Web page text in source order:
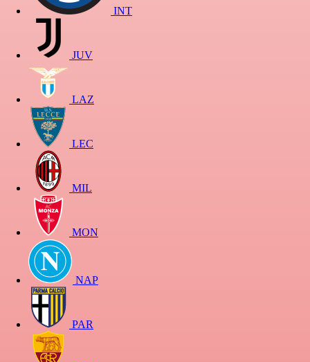
INT
JUV
LAZ
LEC
MIL
MON
NAP
PAR